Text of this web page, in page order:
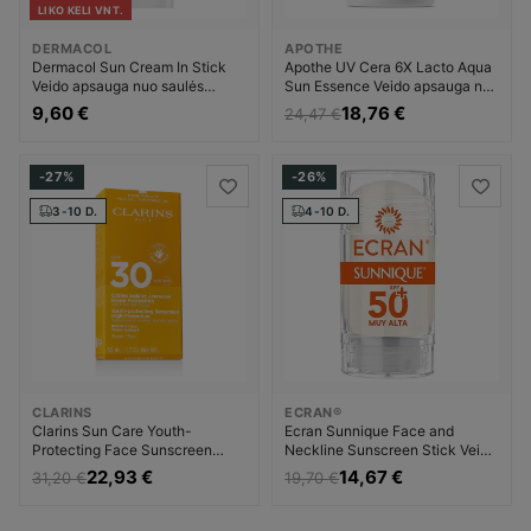
LIKO KELI VNT.
DERMACOL
Dermacol Sun Cream In Stick
Veido apsauga nuo saulės
Unisex
9,60 €
APOTHE
Apothe UV Cera 6X Lacto Aqua
Sun Essence Veido apsauga nuo
saulės Unisex
24,47 €18,76 €
-27%
3-10 D.
CLARINS
Clarins Sun Care Youth-
Protecting Face Sunscreen
Veido apsauga nuo saulės
Saulės priemonė Moterims
31,20 €22,93 €
-26%
4-10 D.
ECRAN®
Ecran Sunnique Face and
Neckline Sunscreen Stick Veido
apsauga nuo saulės Unisex
19,70 €14,67 €